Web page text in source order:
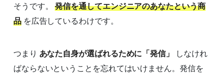
そうです。発信を通してエンジニアのあなたという商
品を広告しているわけです。
つまり あなた自身が選ばれるために「発信」
しなけれ
ばならないということを忘れてはいけません。発信を